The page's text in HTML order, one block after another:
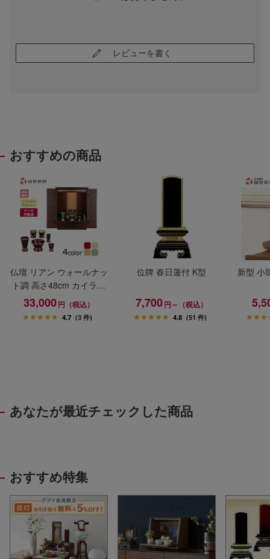
レビューを書く
おすすめの商品
仏壇 リアン ウォールナッ
ト調 高さ48cm カイラ具
足セット
33,000円（税込）
4.7 (3 件)
位牌 春日蓮付 K型
7,700円～（税込）
4.8 (51 件)
新型 小
あなたが最近チェックした商品
おすすめ特集